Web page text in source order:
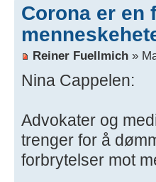
Corona er en
Reiner Fuellmich »
Nina Cappelen:
Advokater og
trenger for å
forbrytelser mot